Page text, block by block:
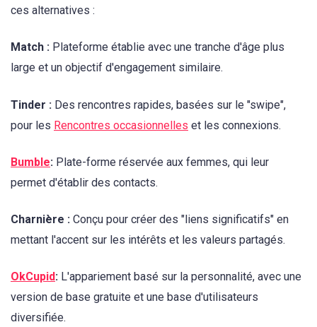
ces alternatives :
Match : Plateforme établie avec une tranche d'âge plus
large et un objectif d'engagement similaire.
Tinder : Des rencontres rapides, basées sur le "swipe",
pour les Rencontres occasionnelles et les connexions.
Bumble: Plate-forme réservée aux femmes, qui leur
permet d'établir des contacts.
Charnière : Conçu pour créer des "liens significatifs" en
mettant l'accent sur les intérêts et les valeurs partagés.
OkCupid: L'appariement basé sur la personnalité, avec une
version de base gratuite et une base d'utilisateurs
diversifiée.